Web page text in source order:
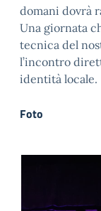
domani dovrà
Una giornata
tecnica del
l’incontro
identità locale.
Foto